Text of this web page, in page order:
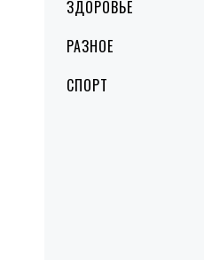
ЗДОРОВЬЕ
РАЗНОЕ
СПОРТ